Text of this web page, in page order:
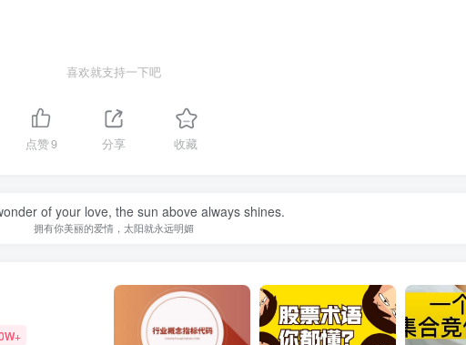
喜欢就支持一下吧
点赞9 分享 收藏
of your love, the sun above always shines.
拥有你美丽的爱情，太阳就永远明媚